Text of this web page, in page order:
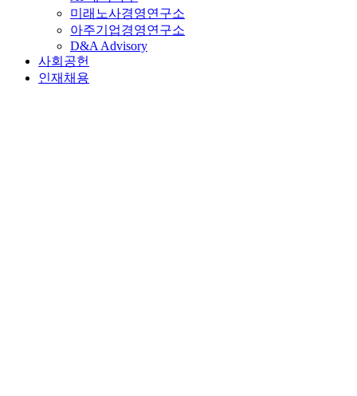
미래노사경영연구소
아주기업경영연구소
D&A Advisory
사회공헌
인재채용